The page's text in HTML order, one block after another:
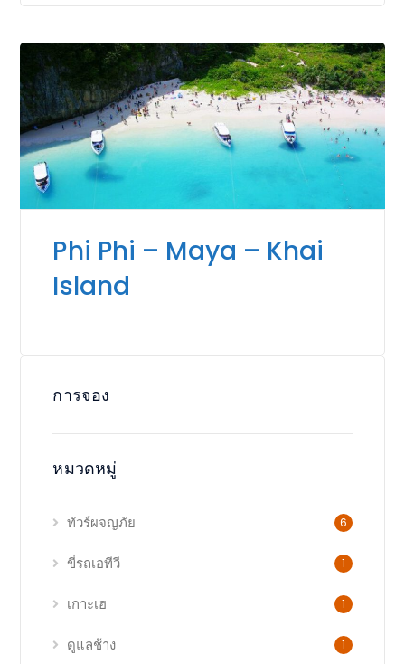
Phi Phi – Maya – Khai
Island
การจอง
หมวดหมู่
ทัวร์ผจญภัย 6
ขี่รถเอทีวี 1
เกาะเฮ 1
ดูแลช้าง 1